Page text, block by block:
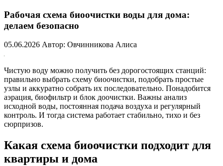
Рабочая схема биоочистки воды для дома:
делаем безопасно
05.06.2026 Автор: Овчинникова Алиса
Чистую воду можно получить без дорогостоящих станций:
правильно выбрать схему биоочистки, подобрать простые
узлы и аккуратно собрать их последовательно. Понадобится
аэрация, биофильтр и блок доочистки. Важны анализ
исходной воды, постоянная подача воздуха и регулярный
контроль. И тогда система работает стабильно, тихо и без
сюрпризов.
Какая схема биоочистки подходит для
квартиры и дома